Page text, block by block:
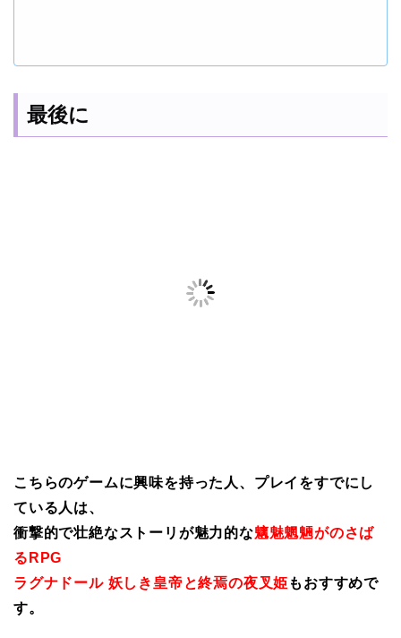
最後に
こちらのゲームに興味を持った人、プレイをすでにし
ている人は、
衝撃的で壮絶なストーリが魅力的な魑魅魍魎がのさば
るRPG
ラグナドール 妖しき皇帝と終焉の夜叉姫 もおすすめで
す。